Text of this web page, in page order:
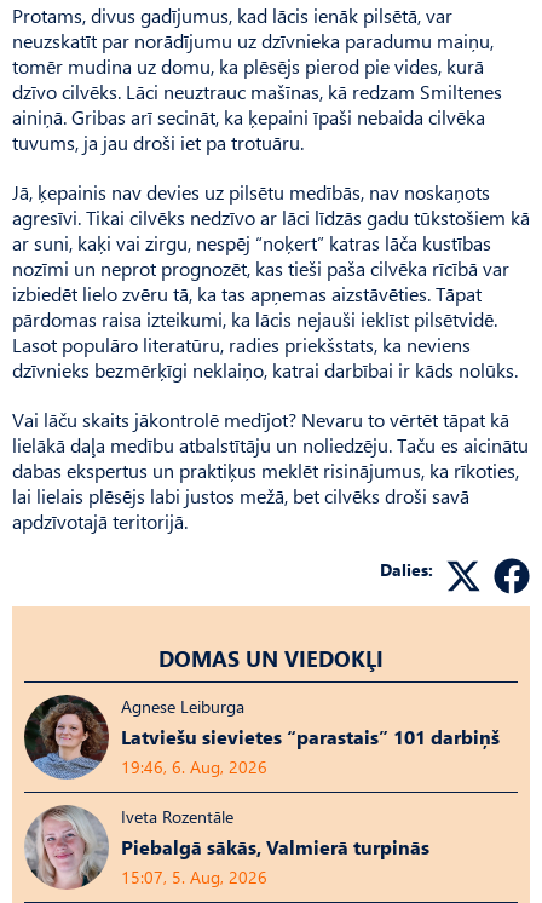
Protams, divus gadījumus, kad lācis ienāk pilsētā, var
neuzskatīt par norādījumu uz dzīvnieka paradumu maiņu,
tomēr mudina uz domu, ka plēsējs pierod pie vides, kurā
dzīvo cilvēks. Lāci neuztrauc mašīnas, kā redzam Smiltenes
ainiņā. Gribas arī secināt, ka ķepaini īpaši nebaida cilvēka
tuvums, ja jau droši iet pa trotuāru.
Jā, ķepainis nav devies uz pilsētu medībās, nav noskaņots
agresīvi. Tikai cilvēks nedzīvo ar lāci līdzās gadu tūkstošiem kā
ar suni, kaķi vai zirgu, nespēj “noķert” katras lāča kustības
nozīmi un neprot prognozēt, kas tieši paša cilvēka rīcībā var
izbiedēt lielo zvēru tā, ka tas apņemas aizstāvēties. Tāpat
pārdomas raisa izteikumi, ka lācis nejauši ieklīst pilsētvidē.
Lasot populāro literatūru, radies priekšstats, ka neviens
dzīvnieks bezmērķīgi neklaiņo, katrai darbībai ir kāds nolūks.
Vai lāču skaits jākontrolē medījot? Nevaru to vērtēt tāpat kā
lielākā daļa medību atbalstītāju un noliedzēju. Taču es aicinātu
dabas ekspertus un praktiķus meklēt risinājumus, ka rīkoties,
lai lielais plēsējs labi justos mežā, bet cilvēks droši savā
apdzīvotajā teritorijā.
Dalies:
DOMAS UN VIEDOKĻI
Agnese Leiburga
Latviešu sievietes “parastais” 101 darbiņš
19:46, 6. Aug, 2026
Iveta Rozentāle
Piebalgā sākās, Valmierā turpinās
15:07, 5. Aug, 2026